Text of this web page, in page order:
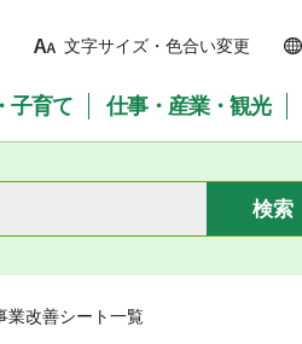
文字サイズ・色合い変更
子育て 仕事・産業・観光
業改善シート一覧